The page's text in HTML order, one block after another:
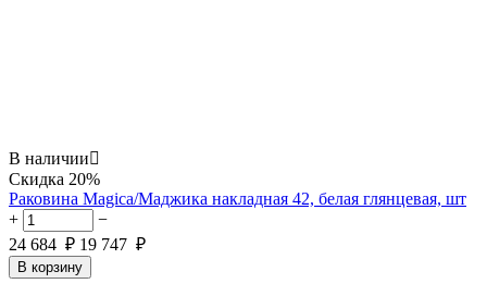
В наличии
Скидка 20%
Раковина Magica/Маджика накладная 42, белая глянцевая, шт
+
−
24 684 ₽ 19 747 ₽
В корзину